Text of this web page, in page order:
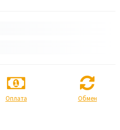
Оплата Обмен